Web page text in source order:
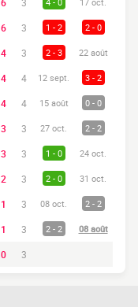
6 3 1 - 2 2 - 0
4 3 2 - 3 22 août
4 4 12 sept. 3 - 2
4 4 15 août 0 - 0
3 3 27 oct. 2 - 2
3 3 1 - 0 24 oct.
2 3 2 - 0 31 oct.
1 3 08 oct. 2 - 2
1 3 2 - 2 08 août
0 3